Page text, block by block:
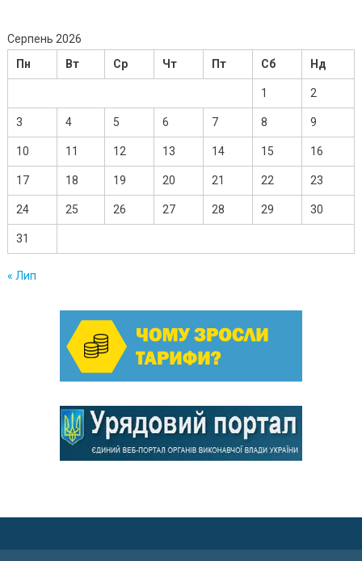
Серпень 2026
Пн
Вт Ср Чт Пт Сб Нд
1 2
3 4 5 6 7 8 9
10 11 12 13 14 15 16
17 18 19 20 21 22 23
24 25 26 27 28 29 30
31
« Лип